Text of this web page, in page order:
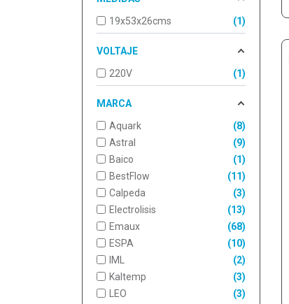
19x53x26cms
1
VOLTAJE
220V
1
MARCA
Aquark
8
Astral
9
Baico
1
BestFlow
11
Calpeda
3
Electrolisis
13
Emaux
68
ESPA
10
IML
2
Kaltemp
3
LEO
3